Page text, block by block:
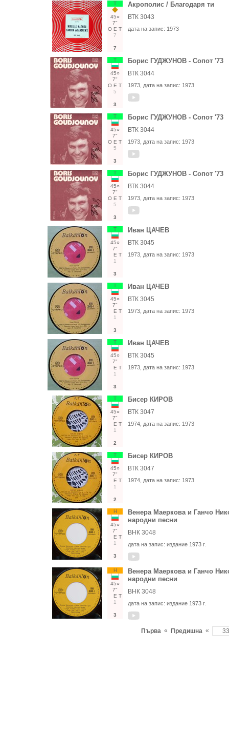
Т
45○
7"
О Е Т
7
7
Акрополис / Благодаря ти
ВТК 3043
дата на запис: 1973
Т
45○
7"
О Е Т
5
3
Борис ГУДЖУНОВ - Сопот '73
ВТК 3044
1973 , дата на запис: 1973
Т
45○
7"
О Е Т
5
3
Борис ГУДЖУНОВ - Сопот '73
ВТК 3044
1973 , дата на запис: 1973
Т
45○
7"
О Е Т
5
3
Борис ГУДЖУНОВ - Сопот '73
ВТК 3044
1973 , дата на запис: 1973
Т
45○
7"
Е Т
1
3
Иван ЦАЧЕВ
ВТК 3045
1973 , дата на запис: 1973
Т
45○
7"
Е Т
1
3
Иван ЦАЧЕВ
ВТК 3045
1973 , дата на запис: 1973
Т
45○
7"
Е Т
1
3
Иван ЦАЧЕВ
ВТК 3045
1973 , дата на запис: 1973
Т
45○
7"
Е Т
1
2
Бисер КИРОВ
ВТК 3047
1974 , дата на запис: 1973
Т
45○
7"
Е Т
1
2
Бисер КИРОВ
ВТК 3047
1974 , дата на запис: 1973
Н
45○
7"
Е Т
1
3
Венера Маеркова и Ганчо
народни песни
ВНК 3048
дата на запис: издание 1973 г.
Н
45○
7"
Е Т
1
3
Венера Маеркова и Ганчо
народни песни
ВНК 3048
дата на запис: издание 1973 г.
Първа « Предишна «